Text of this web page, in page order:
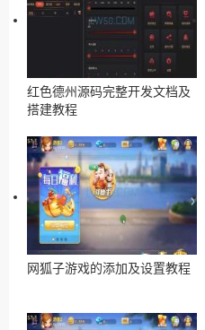
红色德州源码完整开发文档及
搭建教程
网狐子游戏的添加及设置教程